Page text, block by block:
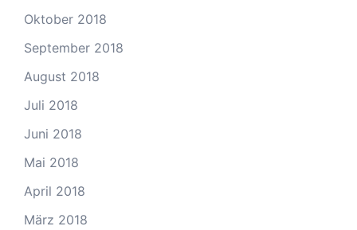
Oktober 2018
September 2018
August 2018
Juli 2018
Juni 2018
Mai 2018
April 2018
März 2018